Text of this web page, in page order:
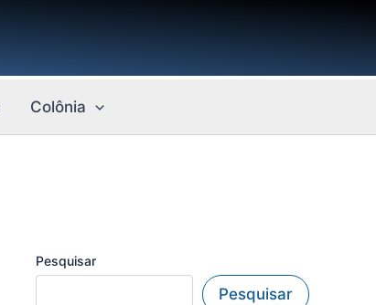
Colônia
Pesquisar
Pesquisar